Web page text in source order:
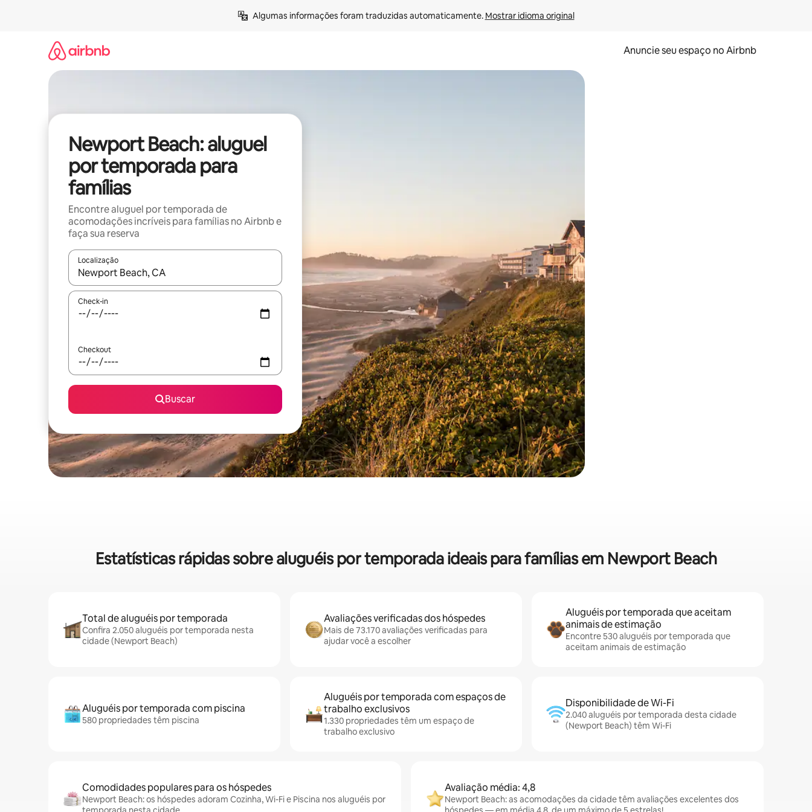
Algumas informações foram traduzidas automaticamente. Mostrar idioma original
Anuncie seu espaço no Airbnb
Newport Beach: aluguel
por temporada para
famílias
Encontre aluguel por temporada de
acomodações incríveis para famílias no Airbnb e
faça sua reserva
Localização
Quando os resultados estiverem disponíveis, explore-os usando as seta para cima e para baixo do teclado ou tocando e deslizando o dedo na tela.
Check-in
Checkout
Buscar
Estatísticas rápidas sobre aluguéis por temporada ideais para famílias em Newport Beach
Total de aluguéis por temporada
Confira 2.050 aluguéis por temporada nesta
cidade (Newport Beach)
Avaliações verificadas dos hóspedes
Mais de 73.170 avaliações verificadas para
ajudar você a escolher
Aluguéis por temporada que aceitam
animais de estimação
Encontre 530 aluguéis por temporada que
aceitam animais de estimação
Aluguéis por temporada com piscina
580 propriedades têm piscina
Aluguéis por temporada com espaços de
trabalho exclusivos
1.330 propriedades têm um espaço de
trabalho exclusivo
Disponibilidade de Wi-Fi
2.040 aluguéis por temporada desta cidade
(Newport Beach) têm Wi-Fi
Comodidades populares para os hóspedes
Newport Beach: os hóspedes adoram Cozinha, Wi-Fi e Piscina nos aluguéis por
Avaliação média: 4,8
Newport Beach: as acomodações da cidade têm avaliações excelentes dos